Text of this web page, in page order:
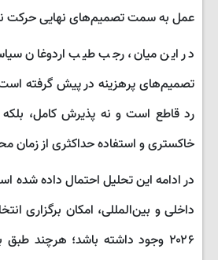
عمل به سمت تصمیم‌های نهایی حرکت
در این میان، رجب طیب اردوغان
تصمیم‌های پرهزینه در پیش گرفته
رد قاطع است و نه پذیرش کامل،
خاکستری و استفاده حداکثری از
در ادامه این تحلیل احتمال داده شده
داخلی و بین‌المللی، امکان برگزاری
۲۰۲۶ وجود داشته باشد؛ هرچند